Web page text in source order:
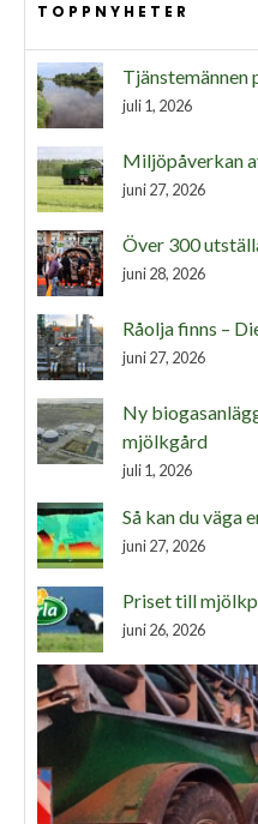
TOPPNYHETER
Tjänstemännen
juli 1, 2026
Miljöpåverkan
juni 27, 2026
Över 300
juni 28, 2026
Råolja finns –
juni 27, 2026
Ny
mjölkgård
juli 1, 2026
Så kan du väga
juni 27, 2026
Priset till
juni 26, 2026